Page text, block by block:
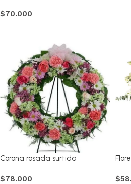
$70.000
Corona rosada surtida
$78.000 $